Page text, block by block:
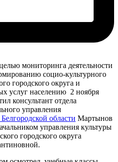
мониторинга деятельности
социо-культурного
городского округа и
услуг населению 2 ноября
консультант отдела
управления
области Мартынов
управления культуры
городского округа